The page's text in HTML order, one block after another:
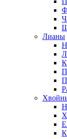
Лианы